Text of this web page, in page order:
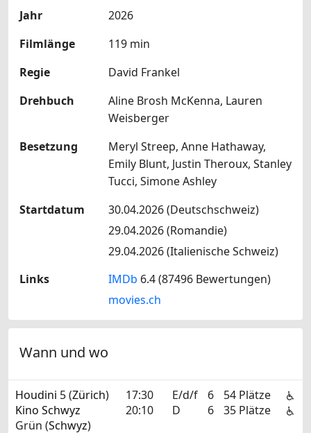
Jahr
2026
Filmlänge
119 min
Regie
David Frankel
Drehbuch
Aline Brosh McKenna, Lauren
Weisberger
Besetzung
Meryl Streep, Anne Hathaway,
Emily Blunt, Justin Theroux, Stanley
Tucci, Simone Ashley
Startdatum
30.04.2026 (Deutschschweiz)
29.04.2026 (Romandie)
29.04.2026 (Italienische Schweiz)
Links
IMDb 6.4 (87496 Bewertungen)
movies.ch
Wann und wo
Houdini 5 (Zürich) 17:30 E/d/f 6
54 Plätze
Kino Schwyz
Grün (Schwyz)
20:10 D 6 35 Plätze